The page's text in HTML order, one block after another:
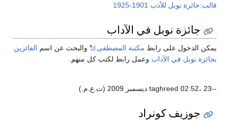
نوبل للأدب 1901-1925
جائزة نوبل في الآداب
الدخول على رابط مكتبة المصطفى والبحث عن اسم الفائزين
نوبل في الآدابوعمل رابط لكتب كل منهم.
جوزيف كونراد